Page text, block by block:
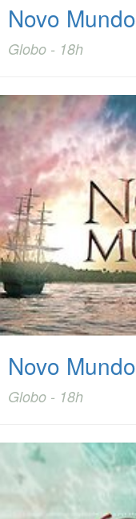
Novo Mundo
Globo - 18h
Novo Mundo
Globo - 18h